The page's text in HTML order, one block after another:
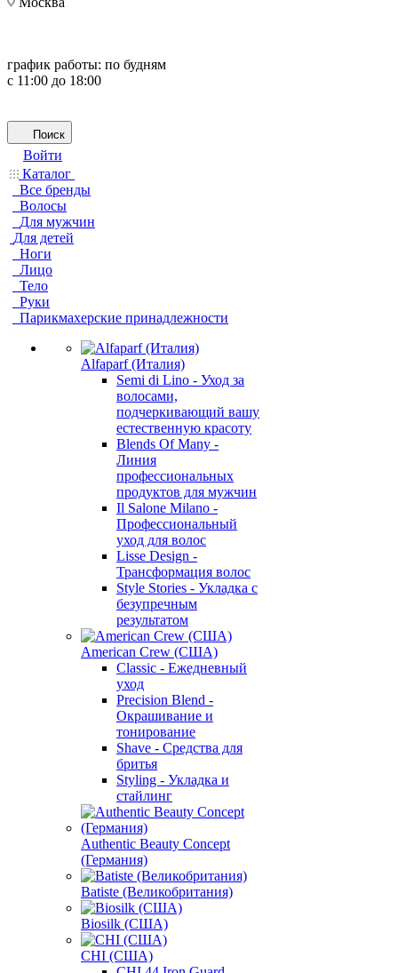
график работы: по будням
с 11:00 до 18:00
Поиск
Войти
Каталог
Все бренды
Волосы
Для мужчин
Для детей
Ноги
Лицо
Тело
Руки
Парикмахерские принадлежности
Alfaparf (Италия)
Semi di Lino - Уход за
волосами,
подчеркивающий вашу
естественную красоту
Blends Of Many -
Линия
профессиональных
продуктов для мужчин
Il Salone Milano -
Профессиональный
уход для волос
Lisse Design -
Трансформация волос
Style Stories - Укладка с
безупречным
результатом
American Crew (США)
Classic - Ежедневный
уход
Precision Blend -
Окрашивание и
тонирование
Shave - Средства для
бритья
Styling - Укладка и
стайлинг
Authentic Beauty Concept
(Германия)
Batiste (Великобритания)
Biosilk (США)
CHI (США)